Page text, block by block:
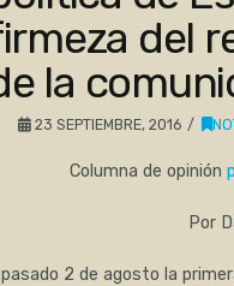
del
la
23 SEPTIEMBRE, 2016
Columna de opinión
Por
pasado 2 de agosto la